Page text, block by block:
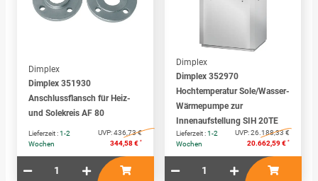
Dimplex
Dimplex 351930
Anschlussflansch für Heiz-
und Solekreis AF 80
Lieferzeit :1-2
Wochen
UVP:436,73 €
344,58 € *
Dimplex
Dimplex 352970
Hochtemperatur Sole/Wasser-
Wärmepumpe zur
Innenaufstellung SIH 20TE
Lieferzeit :1-2
Wochen
UVP:26.188,33 €
20.662,59 € *